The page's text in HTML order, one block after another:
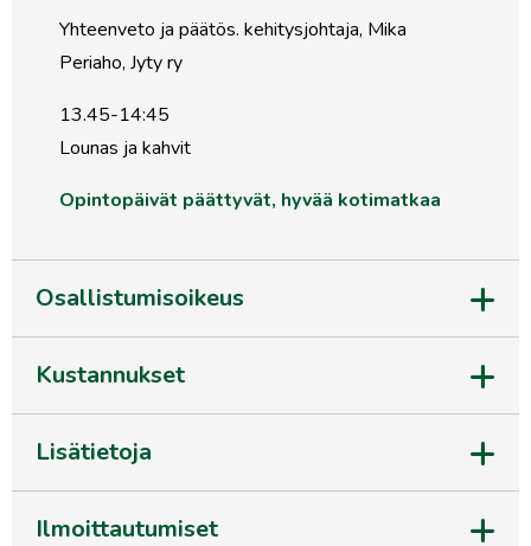
Yhteenveto ja päätös. kehitysjohtaja, Mika
Periaho, Jyty ry
13.45-14:45
Lounas ja kahvit
Opintopäivät päättyvät, hyvää kotimatkaa
Osallistumisoikeus
Kustannukset
Lisätietoja
Ilmoittautumiset